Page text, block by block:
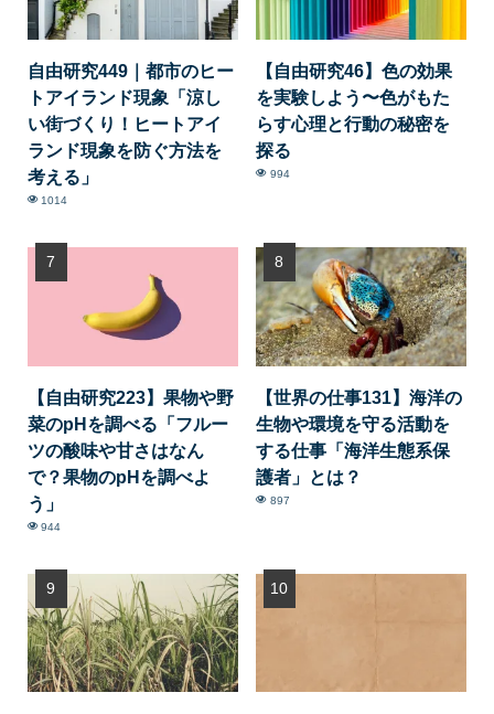
自由研究449｜都市のヒー
トアイランド現象「涼し
い街づくり！ヒートアイ
ランド現象を防ぐ方法を
考える」
1014
【自由研究46】色の効果
を実験しよう〜色がもた
らす心理と行動の秘密を
探る
994
【自由研究223】果物や野
菜のpHを調べる「フルー
ツの酸味や甘さはなん
で？果物のpHを調べよ
う」
944
【世界の仕事131】海洋の
生物や環境を守る活動を
する仕事「海洋生態系保
護者」とは？
897